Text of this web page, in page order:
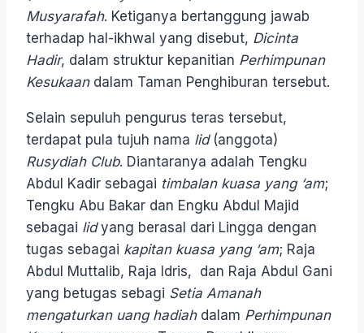
Musyarafah. Ketiganya bertanggung jawab
terhadap hal-ikhwal yang disebut, Dicinta
Hadir, dalam struktur kepanitian Perhimpunan
Kesukaandalam Taman Penghiburan tersebut.
Selain sepuluh pengurus teras tersebut,
terdapat pula tujuh nama lid(anggota)
Rusydiah Club. Diantaranya adalah Tengku
Abdul Kadir sebagai timbalan kuasa yang ‘am;
Tengku Abu Bakar dan Engku Abdul Majid
sebagai lidyang berasal dari Lingga dengan
tugas sebagai kapitan kuasa yang ‘am; Raja
Abdul Muttalib, Raja Idris, dan Raja Abdul Gani
yang betugas sebagi Setia Amanah
mengaturkan uang hadiahdalam Perhimpunan